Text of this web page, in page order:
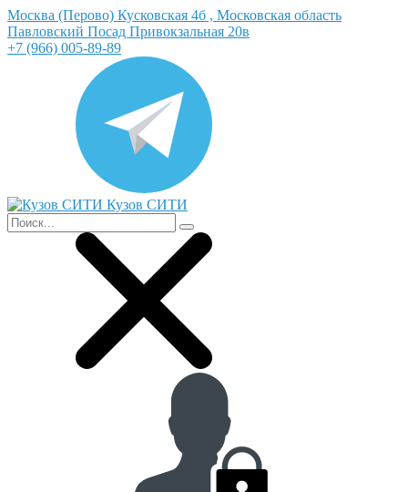
Москва (Перово) Кусковская 4б , Московская область
Павловский Посад Привокзальная 20в
+7 (966) 005-89-89
Кузов СИТИ